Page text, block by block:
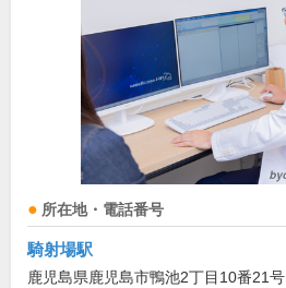
所在地・電話番号
騎射場駅
鹿児島県鹿児島市鴨池2丁目10番21号